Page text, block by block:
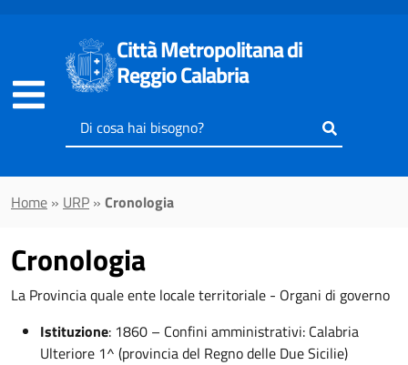
Città Metropolitana di
Reggio Calabria
Inserisci
il
cercare
Home » URP » Cronologia
Cronologia
La Provincia quale ente locale territoriale - Organi di governo
Istituzione: 1860 – Confini amministrativi: Calabria
Ulteriore 1^ (provincia del Regno delle Due Sicilie)